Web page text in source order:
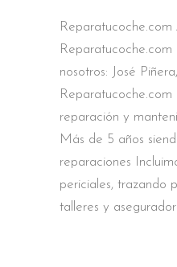
nosotros: José
reparación y
Más de 5 años
reparaciones
periciales, trazando
talleres y